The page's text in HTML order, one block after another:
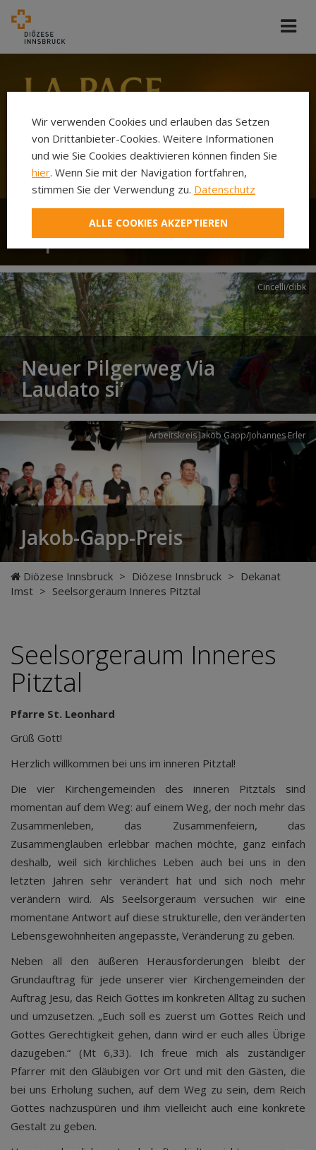
Papst Leo XIV
Cincelli/dibk
Neuer Pilgerweg Via
Laudato si’
Arbeitskreis Jakob Gapp/Johannes Erler
Jakob-Gapp-Preis
Diözese Innsbruck > Diözese Innsbruck > Dekanat
Imst > Seelsorgeraum Inneres Pitztal
Seelsorgeraum Inneres
Pitztal
Pfarre St. Leonhard
Grüß Gott!
Herzlich willkommen bei uns im inneren Pitztal!
Die vier Kirchengemeinden des inneren Pitztals sind
momentan auf dem Weg: auf einem Weg, der noch mehr das
Zusammenleben, das Zusammenfeiern, das
Zusammenglauben erlebbar machen möchte, ganz einfach
deshalb, weil sich kirchliches Leben auch bei uns in den
letzten Jahren sehr verändert hat und sich noch mehr
verändern wird. Als Seelsorgeraum versuchen wir eine
momentane Antwort auf diese strukturelle, den veränderten
Lebensgewohnheiten angepasste, Veränderung zu geben.
Neben all den äußeren Herausforderungen bleibt der
Grundauftrag für jede unserer vier Kirchengemeinden der
Auftrag Jesu, das Reich Gottes im konkreten Alltag zu suchen
und umzusetzen. „Euch soll es zuerst um Gottes Reich und
Gottes Gerechtigkeit gehen, dann wird er euch alles Übrige
dazugeben.“ (Mt 6,33). Ich freue mich als zuständiger
Pfarrer mit den Gläubigen vor Ort und mit den Gästen, die
bei uns Erholung suchen, auf dem Weg zu sein, dem Reich
Gottes nachzuspüren und ihm vielleicht auch eine konkrete
Gestalt zu geben.
Wir verwenden Cookies und erlauben das Setzen
von Drittanbieter-Cookies. Weitere Informationen
und wie Sie Cookies deaktivieren können finden Sie
hier. Wenn Sie mit der Navigation fortfahren,
stimmen Sie der Verwendung zu. Datenschutz
ALLE COOKIES AKZEPTIEREN